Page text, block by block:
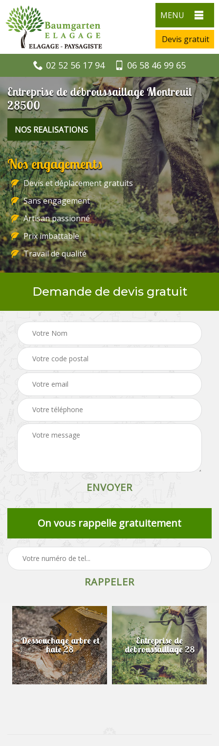
MENU
Devis gratuit
02 52 56 17 94 06 58 46 99 65
Entreprise de débroussaillage Montreuil
28500
NOS REALISATIONS
Nos engagements
Devis et déplacement gratuits
Sans engagement
Artisan passionné
Prix imbattable
Travail de qualité
Demande de devis gratuit
On vous rappelle gratuitement
Dessouchage arbre et
haie 28
Entreprise de
débroussaillage 28